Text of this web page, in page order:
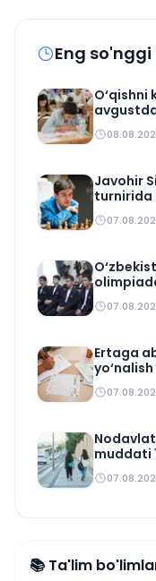
Eng
O‘qishni
Javohir
turnirida
Ertaga
Nodavlat
muddati
📚 Ta'lim